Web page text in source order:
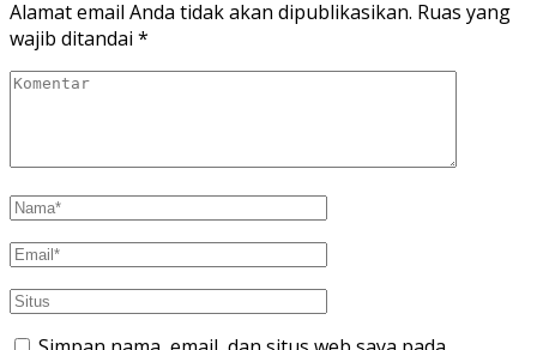
Alamat email Anda tidak akan dipublikasikan. Ruas yang
wajib ditandai *